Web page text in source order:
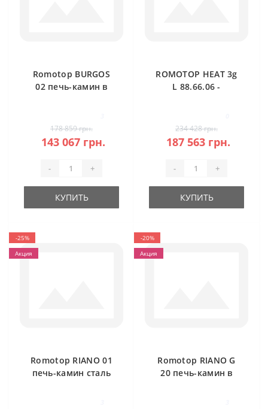
Romotop BURGOS
02 печь-камин в
178 859 грн.
143 067 грн.
- +
КУПИТЬ
ROMOTOP HEAT 3g
L 88.66.06 -
(темная камера)
234 428 грн.
187 563 грн.
- +
КУПИТЬ
-25%
Акция
Romotop RIANO 01
печь-камин сталь
-20%
Акция
Romotop RIANO G
20 печь-камин в